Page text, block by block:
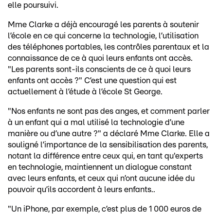
elle poursuivi.
Mme Clarke a déjà encouragé les parents à soutenir
l’école en ce qui concerne la technologie, l’utilisation
des téléphones portables, les contrôles parentaux et la
connaissance de ce à quoi leurs enfants ont accès.
"Les parents sont-ils conscients de ce à quoi leurs
enfants ont accès ?" C’est une question qui est
actuellement à l’étude à l’école St George.
"Nos enfants ne sont pas des anges, et comment parler
à un enfant qui a mal utilisé la technologie d’une
manière ou d’une autre ?" a déclaré Mme Clarke. Elle a
souligné l’importance de la sensibilisation des parents,
notant la différence entre ceux qui, en tant qu'experts
en technologie, maintiennent un dialogue constant
avec leurs enfants, et ceux qui n’ont aucune idée du
pouvoir qu’ils accordent à leurs enfants..
"Un iPhone, par exemple, c’est plus de 1 000 euros de